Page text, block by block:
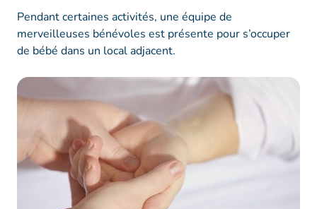
Pendant certaines activités, une équipe de
merveilleuses bénévoles est présente pour s’occuper
de bébé dans un local adjacent.